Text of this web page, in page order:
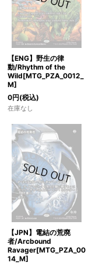
【ENG】野生の律
動/Rhythm of the
Wild[MTG_PZA_0012_
M]
0円(税込)
在庫なし
【JPN】電結の荒廃
者/Arcbound
Ravager[MTG_PZA_00
14_M]